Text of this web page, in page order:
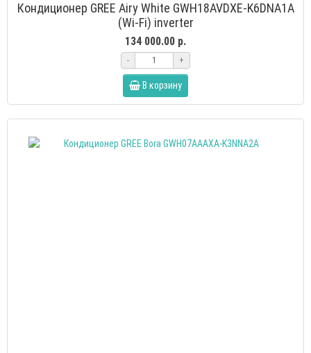
Кондиционер GREE Airy White GWH18AVDXE-K6DNA1A
(Wi-Fi) inverter
134 000.00 р.
- +
В корзину